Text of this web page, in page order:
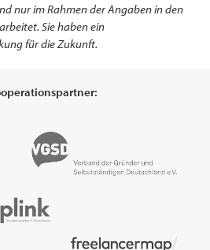
nur im Rahmen der Angaben in den
Sie haben ein
für die Zukunft.